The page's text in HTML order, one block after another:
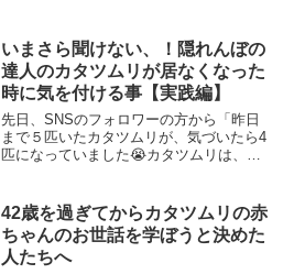
メタボ」について考察した内容をご紹介
します😃
いまさら聞けない、！隠れんぼの
達人のカタツムリが居なくなった
時に気を付ける事【実践編】
先日、SNSのフォロワーの方から「昨日
まで５匹いたカタツムリが、気づいたら4
匹になっていました😭カタツムリは、い
今回は、「カタツムリが見当たらない時
に気を付けること」をご紹介します。
42歳を過ぎてからカタツムリの赤
ちゃんのお世話を学ぼうと決めた
人たちへ